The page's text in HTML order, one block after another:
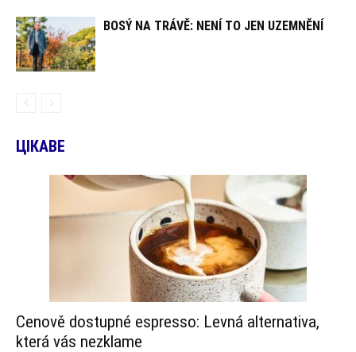
BOSÝ NA TRÁVĚ: NENÍ TO JEN UZEMNĚNÍ
ЦІКАВЕ
Cenově dostupné espresso: Levná alternativa,
která vás nezklame